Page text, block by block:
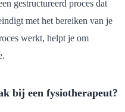
gestructureerd proces dat
met het bereiken van je
werkt, helpt je om
bij een fysiotherapeut?